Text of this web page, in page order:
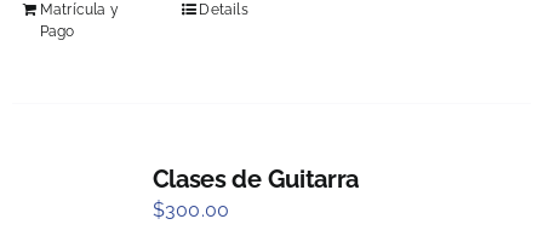
Matrícula y
Pago
Details
Clases de Guitarra
$300.00